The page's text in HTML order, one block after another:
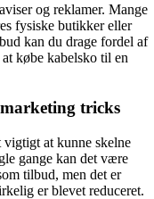
og reklamer. Mange
fysiske butikker eller
kan du drage fordel af
købe kabelsko til en
tricks
vigtigt at kunne skelne
gange kan det være
tilbud, men det er
er blevet reduceret.